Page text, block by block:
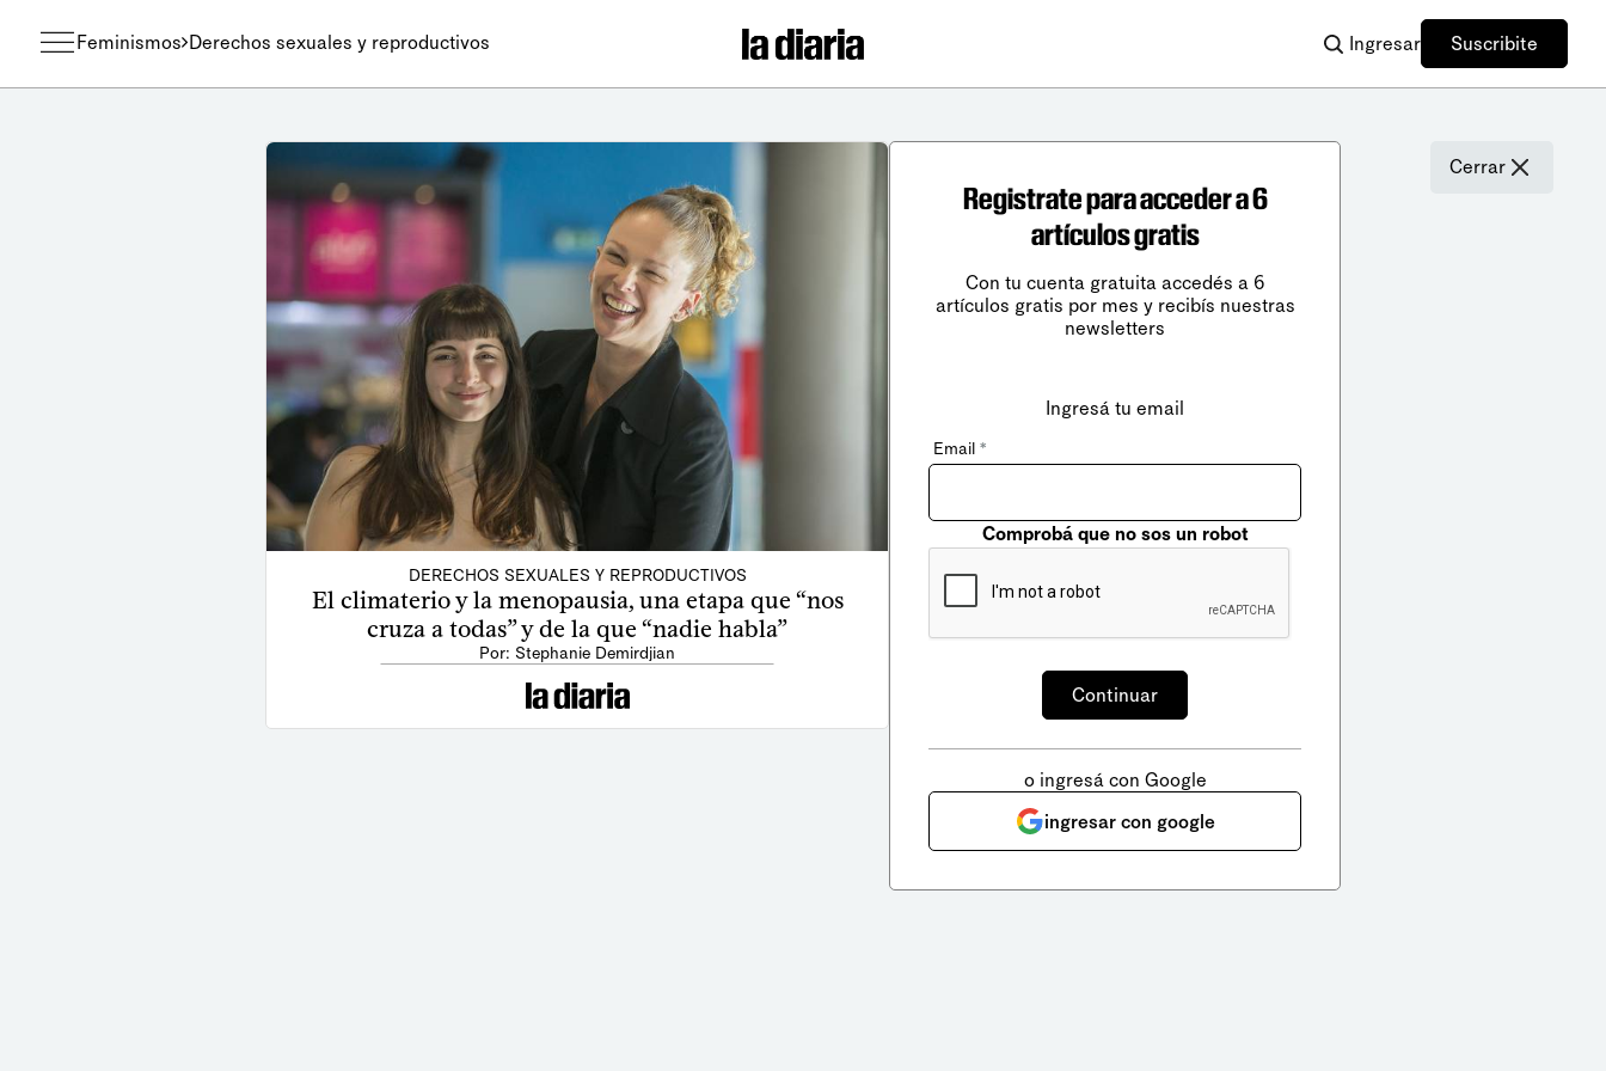
Feminismos Derechos sexuales y reproductivos Ingresar Suscribite
DERECHOS SEXUALES Y REPRODUCTIVOS
El climaterio y la menopausia, una etapa que “nos
cruza a todas” y de la que “nadie habla”
Por: Stephanie Demirdjian
Cerrar
Registrate para acceder a 6
artículos gratis
Con tu cuenta gratuita accedés a 6
artículos gratis por mes y recibís nuestras
newsletters
Ingresá tu email
Email *
Comprobá que no sos un robot
o ingresá con Google
ingresar con google